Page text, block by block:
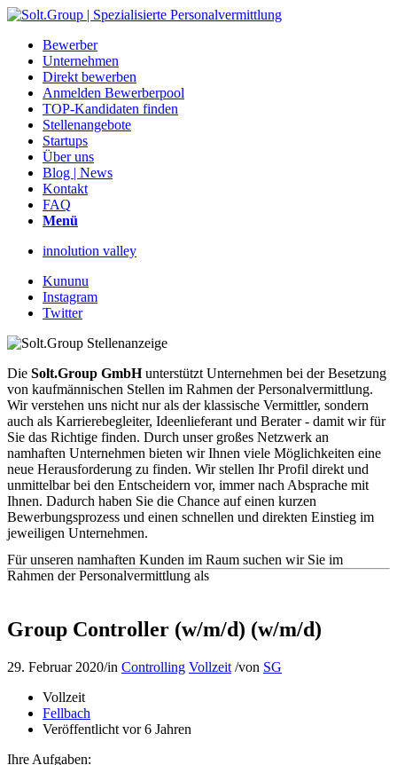
Bewerber
Unternehmen
Direkt bewerben
Anmelden Bewerberpool
TOP-Kandidaten finden
Stellenangebote
Startups
Über uns
Blog | News
Kontakt
FAQ
Menü
innolution valley
Kununu
Instagram
Twitter
Die Solt.Group GmbHunterstützt Unternehmen bei der Besetzung
von kaufmännischen Stellen im Rahmen der Personalvermittlung.
Wir verstehen uns nicht nur als der klassische Vermittler, sondern
auch als Karrierebegleiter, Ideenlieferant und Berater - damit wir für
Sie das Richtige finden. Durch unser großes Netzwerk an
namhaften Unternehmen bieten wir Ihnen viele Möglichkeiten eine
neue Herausforderung zu finden. Wir stellen Ihr Profil direkt und
unmittelbar bei den Entscheidern vor, immer nach Absprache mit
Ihnen. Dadurch haben Sie die Chance auf einen kurzen
Bewerbungsprozess und einen schnellen und direkten Einstieg im
jeweiligen Unternehmen.
Für unseren namhaften Kunden im Raum suchen wir Sie im
Rahmen der Personalvermittlung als
Group Controller (w/m/d) (w/m/d)
29. Februar 2020/in Controlling Vollzeit /von SG
Vollzeit
Fellbach
Veröffentlicht vor 6 Jahren
Ihre Aufgaben: